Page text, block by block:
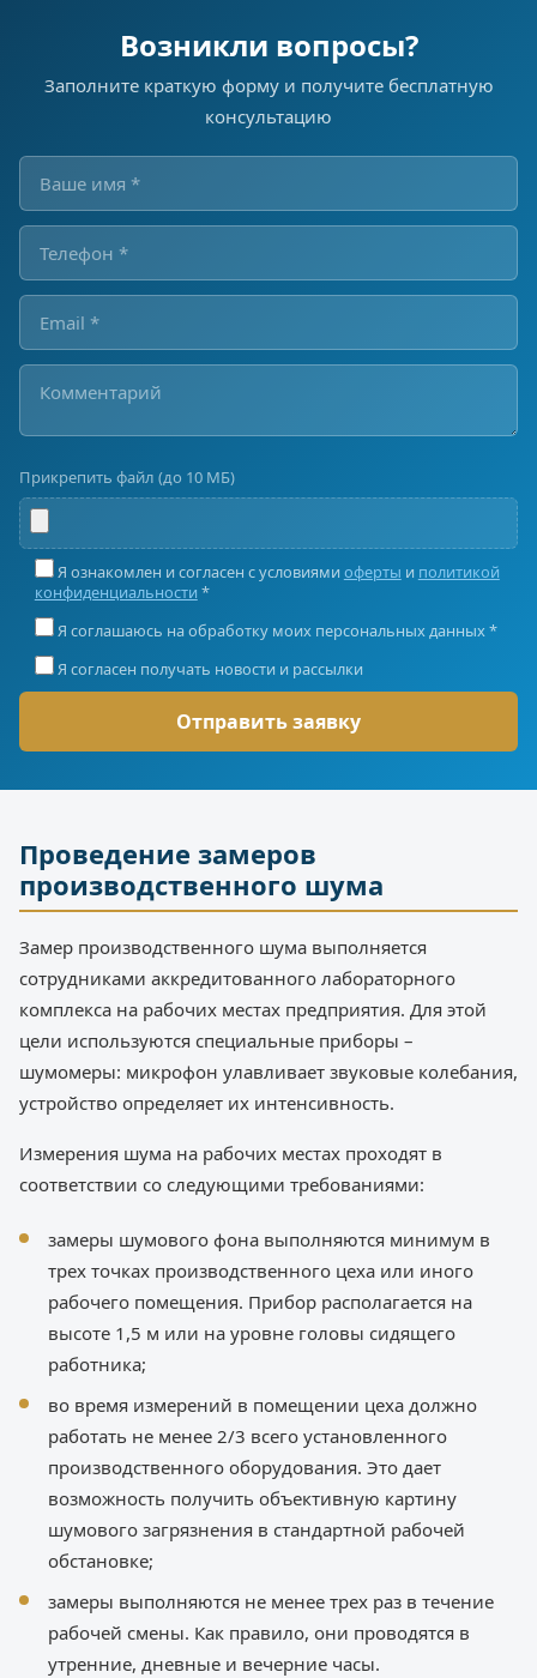
Возникли вопросы?
Заполните краткую форму и получите бесплатную
консультацию
Прикрепить файл (до 10 МБ)
Я ознакомлен и согласен с условиями оферты и политикой
конфиденциальности *
Я соглашаюсь на обработку моих персональных данных *
Я согласен получать новости и рассылки
Проведение замеров
производственного шума
Замер производственного шума выполняется
сотрудниками аккредитованного лабораторного
комплекса на рабочих местах предприятия. Для этой
цели используются специальные приборы –
шумомеры: микрофон улавливает звуковые колебания,
устройство определяет их интенсивность.
Измерения шума на рабочих местах проходят в
соответствии со следующими требованиями:
замеры шумового фона выполняются минимум в
трех точках производственного цеха или иного
рабочего помещения. Прибор располагается на
высоте 1,5 м или на уровне головы сидящего
работника;
во время измерений в помещении цеха должно
работать не менее 2/3 всего установленного
производственного оборудования. Это дает
возможность получить объективную картину
шумового загрязнения в стандартной рабочей
обстановке;
замеры выполняются не менее трех раз в течение
рабочей смены. Как правило, они проводятся в
утренние, дневные и вечерние часы.